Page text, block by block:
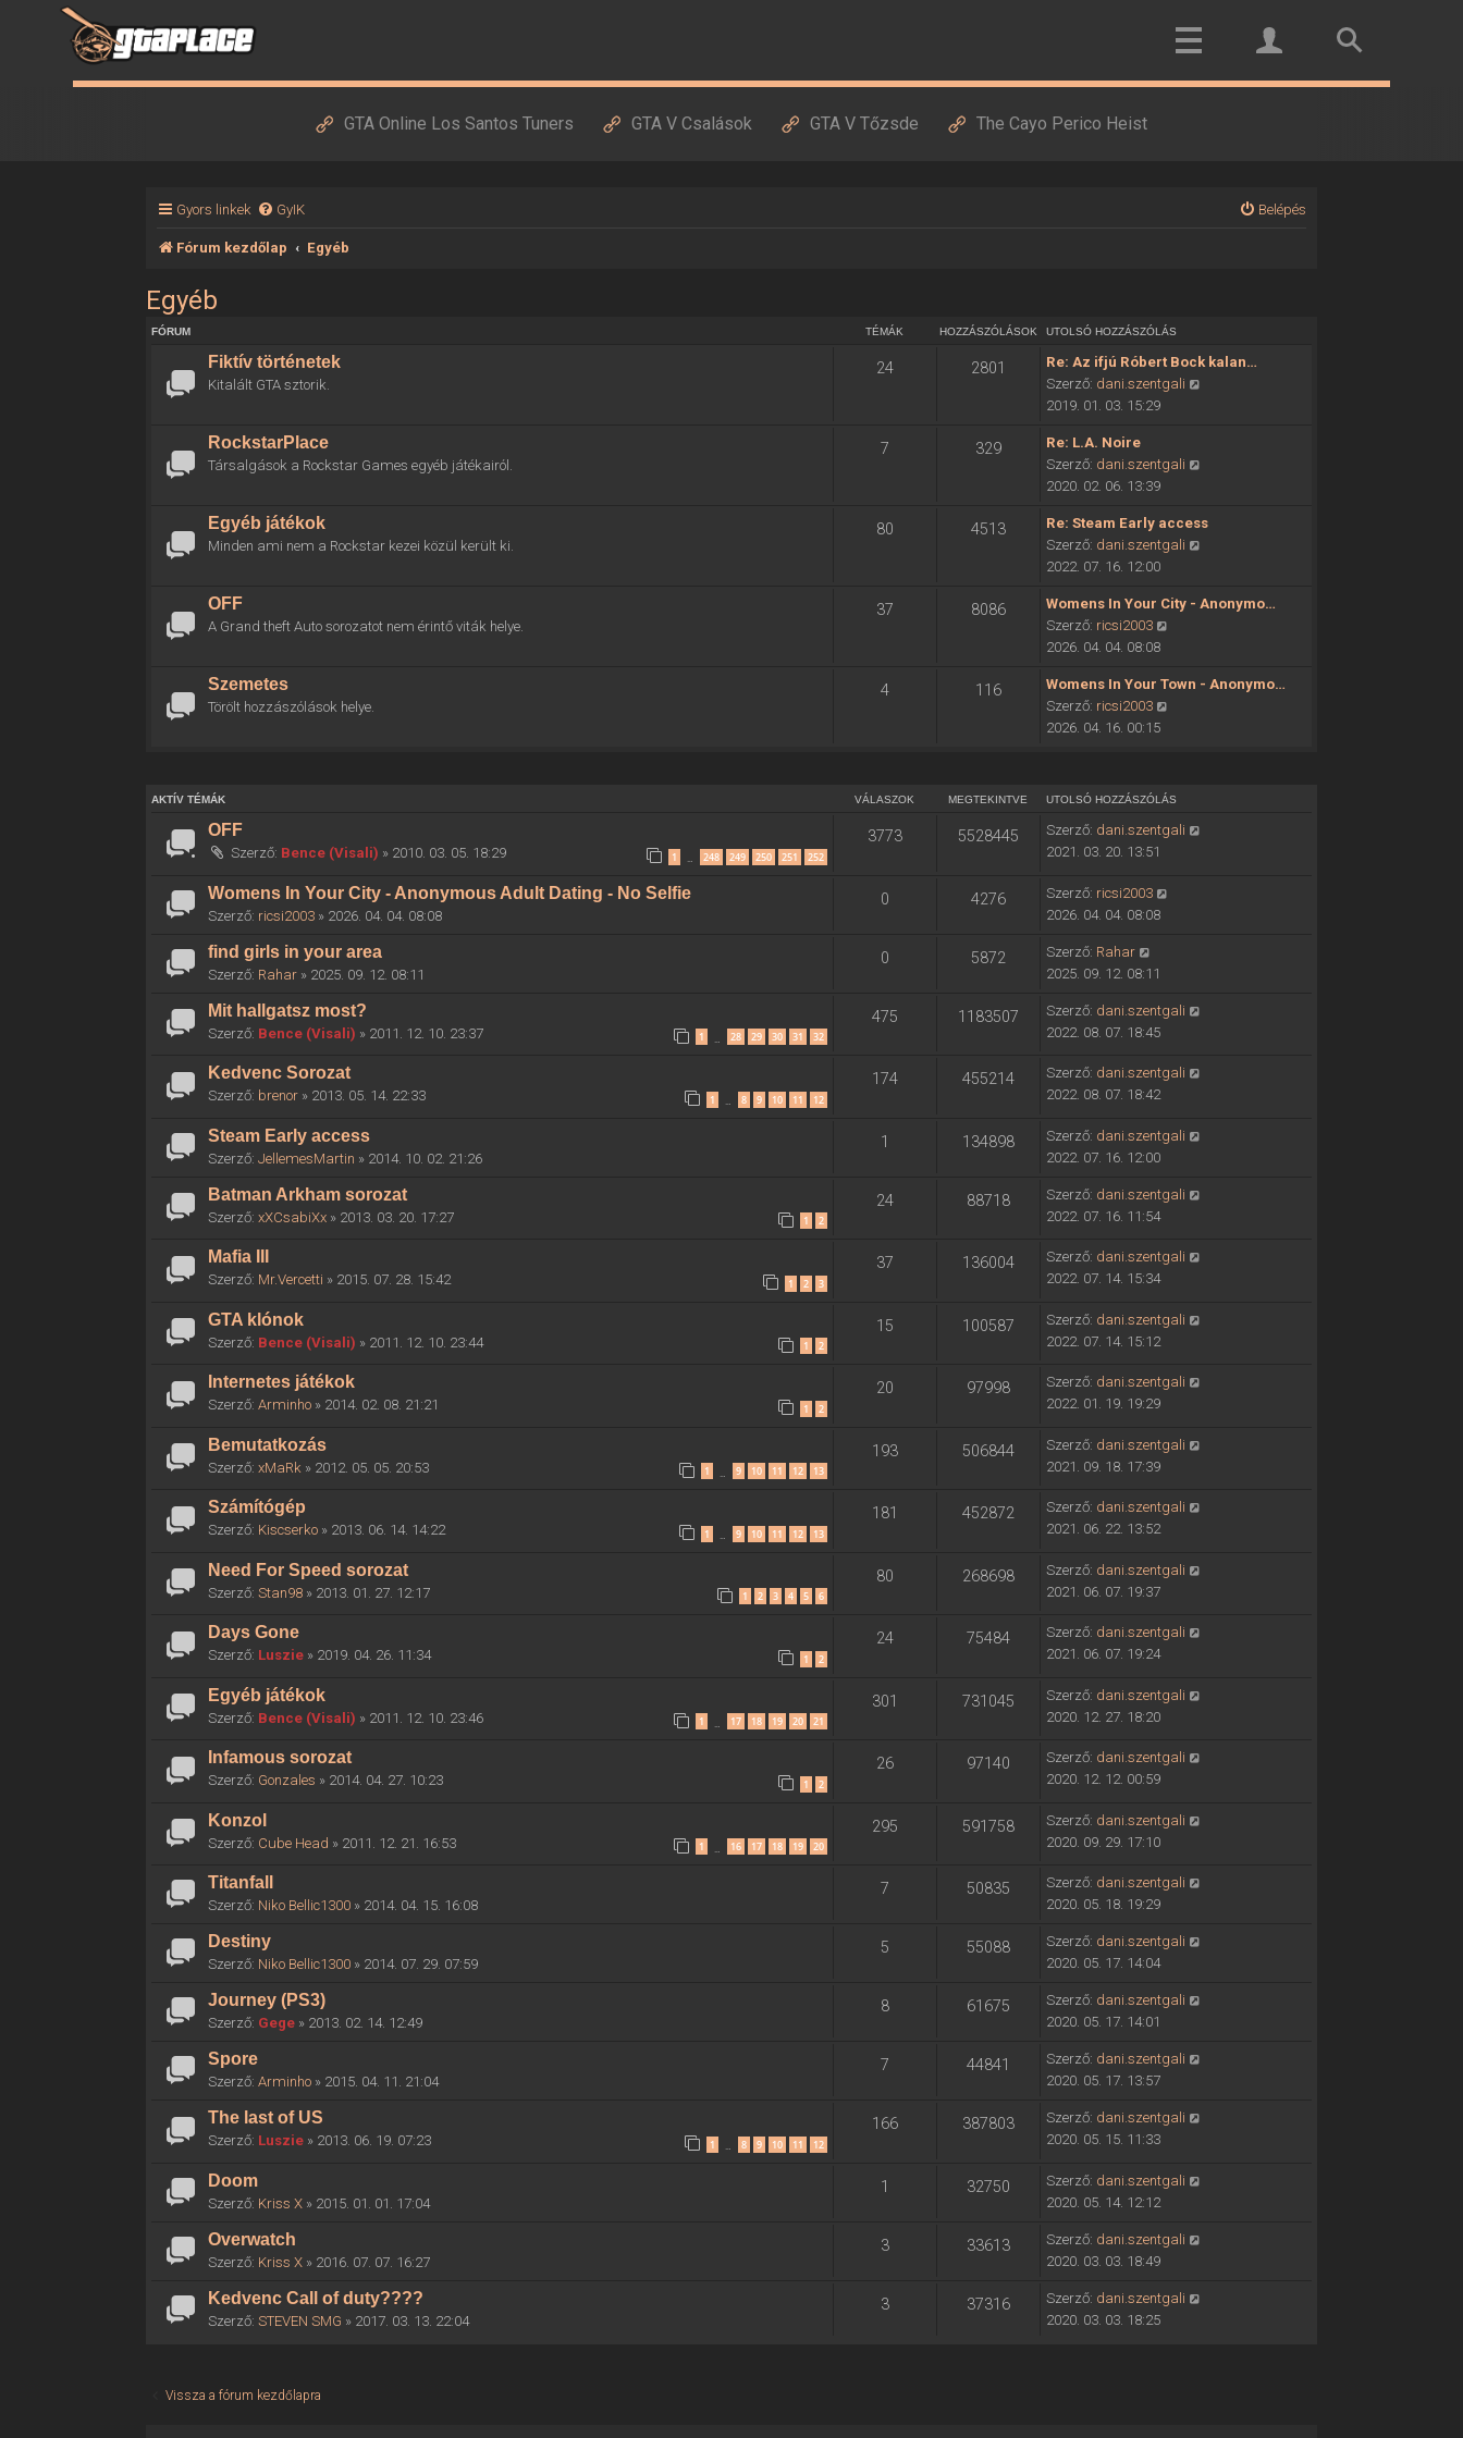
GTA Online Los Santos Tuners GTA V Csalások GTA V Tőzsde The Cayo Perico Heist
Gyors linkek GyIK Belépés
Fórum kezdőlap Egyéb
Egyéb
FÓRUM TÉMÁK HOZZÁSZÓLÁSOK UTOLSÓ HOZZÁSZÓLÁS
Fiktív történetek
Kitalált GTA sztorik.
24 2801
Re: Az ifjú Róbert Bock kalan…
Szerző: dani.szentgali
á
l
2019. 01. 03. 15:29
RockstarPlace
Társalgások a Rockstar Games egyéb játékairól.
7 329
Re: L.A. Noire
Szerző: dani.szentgali
l
á
2020. 02. 06. 13:39
Egyéb játékok
Minden ami nem a Rockstar kezei közül került ki.
80 4513
Re: Steam Early access
Szerző: dani.szentgali
l
2022. 07. 16. 12:00
OFF
A Grand theft Auto sorozatot nem érintő viták helye.
37 8086
Womens In Your City - Anonymo…
Szerző: ricsi2003
l
z
á
e
e
n
é
2026. 04. 04. 08:08
Szemetes
Törölt hozzászólások helye.
4 116
Womens In Your Town - Anonymo…
Szerző: ricsi2003
h
l
m
t
i
e
2026. 04. 16. 00:15
AKTÍV TÉMÁK VÁLASZOK MEGTEKINTVE UTOLSÓ HOZZÁSZÓLÁS
OFF
Szerző: Bence (Visali) » 2010. 03. 05. 18:29 1 … 248 249 250 251 252
3773 5528445 Szerző: dani.szentgali
2021. 03. 20. 13:51
Womens In Your City - Anonymous Adult Dating - No Selfie
Szerző: ricsi2003 » 2026. 04. 04. 08:08
0 4276 Szerző: ricsi2003
2026. 04. 04. 08:08
find girls in your area
Szerző: Rahar » 2025. 09. 12. 08:11
0 5872 Szerző: Rahar
2025. 09. 12. 08:11
Mit hallgatsz most?
Szerző: Bence (Visali) » 2011. 12. 10. 23:37 1 28 29 30 31 32
475 1183507 Szerző: dani.szentgali
2022. 08. 07. 18:45
Kedvenc Sorozat
Szerző: brenor » 2013. 05. 14. 22:33 1 … 8 9 10 11 12
174 455214 Szerző: dani.szentgali
2022. 08. 07. 18:42
Steam Early access
Szerző:JellemesMartin » 2014. 10. 02. 21:26
1 134898 Szerző: dani.szentgali
2022. 07. 16. 12:00
Batman Arkham sorozat
Szerző:xXCsabiXx » 2013. 03. 20. 17:27 1 2
24 88718 Szerző: dani.szentgali
2022. 07. 16. 11:54
Mafia III
Szerző: Mr.Vercetti » 2015. 07. 28. 15:42 1 2 3
37 136004 Szerző: dani.szentgali
2022. 07. 14. 15:34
GTA klónok
Szerző: Bence (Visali) » 2011. 12. 10. 23:44 1 2
15 100587 Szerző: dani.szentgali
2022. 07. 14. 15:12
Internetes játékok
Szerző:Arminho » 2014. 02. 08. 21:21 1 2
20 97998 Szerző: dani.szentgali
2022. 01. 19. 19:29
Bemutatkozás
Szerző:xMaRk » 2012. 05. 05. 20:53 1 9 10 11 12 13
193 506844 Szerző: dani.szentgali
2021. 09. 18. 17:39
Számítógép
Szerző: Kiscserko » 2013. 06. 14. 14:22 1 … 9 10 11 12 13
181 452872 Szerző: dani.szentgali
2021. 06. 22. 13:52
Need For Speed sorozat
Szerző:Stan98 » 2013. 01. 27. 12:17 1 2 3 4 5 6
80 268698 Szerző: dani.szentgali
2021. 06. 07. 19:37
Days Gone
Szerző: Luszie » 2019. 04. 26. 11:34 1 2
24 75484 Szerző: dani.szentgali
2021. 06. 07. 19:24
Egyéb játékok
Szerző: Bence (Visali) » 2011. 12. 10. 23:46 1 17 18 19 20 21
301 731045 Szerző: dani.szentgali
2020. 12. 27. 18:20
Infamous sorozat
Szerző: Gonzales » 2014. 04. 27. 10:23 1 2
26 97140 Szerző: dani.szentgali
2020. 12. 12. 00:59
Konzol
Szerző: Cube Head » 2011. 12. 21. 16:53 1 16 17 18 19 20
295 591758 Szerző: dani.szentgali
2020. 09. 29. 17:10
Titanfall
Szerző: Niko Bellic1300 » 2014. 04. 15. 16:08
7 50835 Szerző: dani.szentgali
2020. 05. 18. 19:29
Destiny
Szerző: Niko Bellic1300 » 2014. 07. 29. 07:59
5 55088 Szerző: dani.szentgali
2020. 05. 17. 14:04
Journey (PS3)
Szerző: Gege » 2013. 02. 14. 12:49
8 61675 Szerző: dani.szentgali
2020. 05. 17. 14:01
Spore
Szerző:Arminho » 2015. 04. 11. 21:04
7 44841 Szerző: dani.szentgali
2020. 05. 17. 13:57
The last of US
Szerző: Luszie » 2013. 06. 19. 07:23 1 … 8 9 10 11 12
166 387803 Szerző: dani.szentgali
2020. 05. 15. 11:33
Doom
Szerző: Kriss X » 2015. 01. 01. 17:04
1 32750 Szerző: dani.szentgali
2020. 05. 14. 12:12
Overwatch
Szerző: Kriss X » 2016. 07. 07. 16:27
3 33613 Szerző: dani.szentgali
2020. 03. 03. 18:49
Kedvenc Call of duty????
Szerző:STEVEN SMG » 2017. 03. 13. 22:04
3 37316 Szerző: dani.szentgali
2020. 03. 03. 18:25
Vissza a fórum kezdőlapra